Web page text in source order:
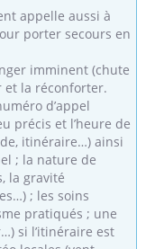
appelle aussi à
porter secours en
imminent (chute
et la réconforter.
d’appel
précis et l’heure de
itinéraire…) ainsi
; la nature de
la gravité
; les soins
pratiqués ; une
si l’itinéraire est